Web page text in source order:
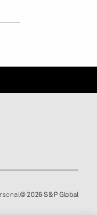
© 2026 S&P Global